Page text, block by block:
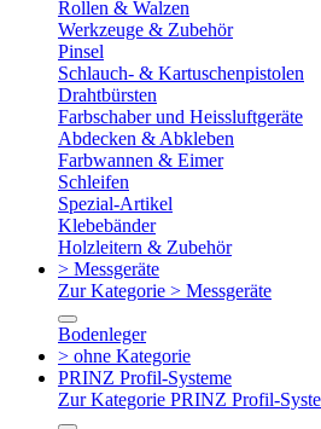
Rollen & Walzen
Werkzeuge & Zubehör
Pinsel
Schlauch- & Kartuschenpistolen
Drahtbürsten
Farbschaber und Heissluftgeräte
Abdecken & Abkleben
Farbwannen & Eimer
Schleifen
Spezial-Artikel
Klebebänder
Holzleitern & Zubehör
> Messgeräte
Zur Kategorie > Messgeräte
Bodenleger
> ohne Kategorie
PRINZ Profil-Systeme
Zur Kategorie PRINZ Profil-